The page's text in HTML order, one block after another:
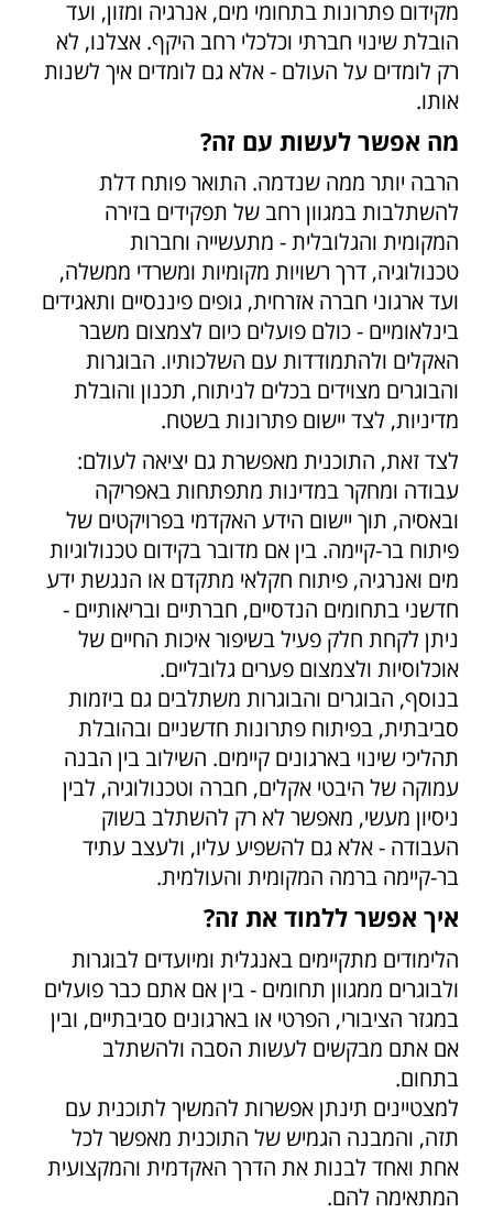
מקידום פתרונות בתחומי מים, אנרגיה ומזון, ועד
הובלת שינוי חברתי וכלכלי רחב היקף. אצלנו, לא
רק לומדים על העולם - אלא גם לומדים איך לשנות
אותו.
מה אפשר לעשות עם זה?
הרבה יותר ממה שנדמה. התואר פותח דלת
להשתלבות במגוון רחב של תפקידים בזירה
המקומית והגלובלית - מתעשייה וחברות
טכנולוגיה, דרך רשויות מקומיות ומשרדי ממשלה,
ועד ארגוני חברה אזרחית, גופים פיננסיים ותאגידים
בינלאומיים - כולם פועלים כיום לצמצום משבר
האקלים ולהתמודדות עם השלכותיו. הבוגרות
והבוגרים מצוידים בכלים לניתוח, תכנון והובלת
מדיניות, לצד יישום פתרונות בשטח.
לצד זאת, התוכנית מאפשרת גם יציאה לעולם:
עבודה ומחקר במדינות מתפתחות באפריקה
ובאסיה, תוך יישום הידע האקדמי בפרויקטים של
פיתוח בר-קיימה. בין אם מדובר בקידום טכנולוגיות
מים ואנרגיה, פיתוח חקלאי מתקדם או הנגשת ידע
חדשני בתחומים הנדסיים, חברתיים ובריאותיים -
ניתן לקחת חלק פעיל בשיפור איכות החיים של
אוכלוסיות ולצמצום פערים גלובליים.
בנוסף, הבוגרים והבוגרות משתלבים גם ביזמות
סביבתית, בפיתוח פתרונות חדשניים ובהובלת
תהליכי שינוי בארגונים קיימים. השילוב בין הבנה
עמוקה של היבטי אקלים, חברה וטכנולוגיה, לבין
ניסיון מעשי, מאפשר לא רק להשתלב בשוק
העבודה - אלא גם להשפיע עליו, ולעצב עתיד
בר-קיימה ברמה המקומית והעולמית.
איך אפשר ללמוד את זה?
הלימודים מתקיימים באנגלית ומיועדים לבוגרות
ולבוגרים ממגוון תחומים - בין אם אתם כבר פועלים
במגזר הציבורי, הפרטי או בארגונים סביבתיים, ובין
אם אתם מבקשים לעשות הסבה ולהשתלב
בתחום.
למצטיינים תינתן אפשרות להמשיך לתוכנית עם
תזה, והמבנה הגמיש של התוכנית מאפשר לכל
אחת ואחד לבנות את הדרך האקדמית והמקצועית
המתאימה להם.